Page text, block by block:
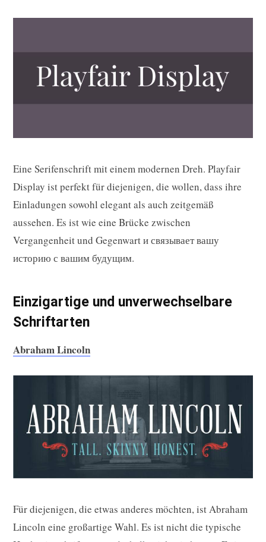
Eine Serifenschrift mit einem modernen Dreh. Playfair
Display ist perfekt für diejenigen, die wollen, dass ihre
Einladungen sowohl elegant als auch zeitgemäß
aussehen. Es ist wie eine Brücke zwischen
Vergangenheit und Gegenwart и связывает вашу
историю с вашим будущим.
Einzigartige und unverwechselbare
Schriftarten
Abraham Lincoln
Für diejenigen, die etwas anderes möchten, ist Abraham
Lincoln eine großartige Wahl. Es ist nicht die typische